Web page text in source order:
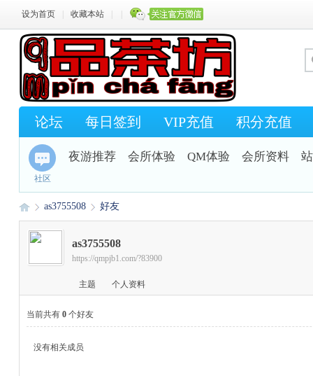
设为首页 收藏本站
论坛 每日签到 VIP充值 积分充值
社区
夜游推荐 会所体验 QM体验 会所资料
›
as3755508 好友
as3755508
https://qmpjb1.com/?83900
主题 个人资料
当前共有 0 个好友
没有相关成员